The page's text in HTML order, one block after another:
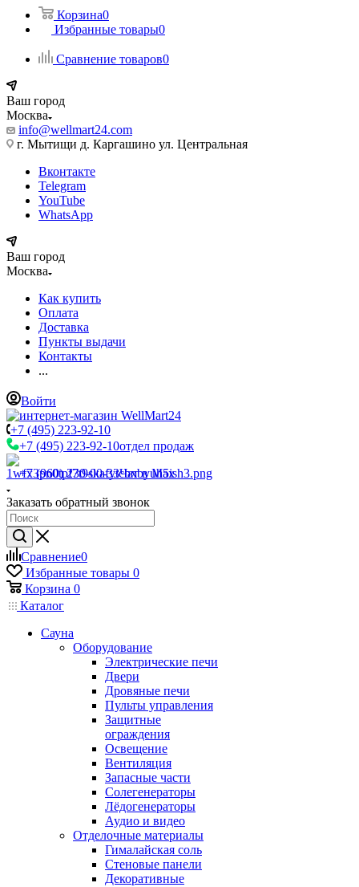
Корзина0
Избранные товары0
Сравнение товаров0
Ваш город
Москва
info@wellmart24.com
г. Мытищи д. Каргашино ул. Центральная
Вконтакте
Telegram
YouTube
WhatsApp
Ваш город
Москва
Как купить
Оплата
Доставка
Пункты выдачи
Контакты
...
Войти
+7 (495) 223-92-10
+7 (495) 223-92-10отдел продаж
+7 (960) 230-00-33Чат в Max
Заказать обратный звонок
Сравнение0
Избранные товары 0
Корзина 0
Каталог
Сауна
Оборудование
Электрические печи
Двери
Дровяные печи
Пульты управления
Защитные
ограждения
Освещение
Вентиляция
Запасные части
Солегенераторы
Лёдогенераторы
Аудио и видео
Отделочные материалы
Гималайская соль
Стеновые панели
Декоративные